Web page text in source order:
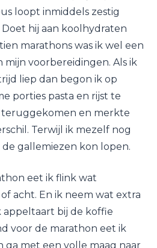
loopt inmiddels zestig
hij aan koolhydraten
marathons was ik wel een
voorbereidingen. Als ik
liep dan begon ik op
porties pasta en rijst te
teruggekomen en merkte
Terwijl ik mezelf nog
gallemiezen kon lopen.
eet ik flink wat
acht. En ik neem wat extra
appeltaart bij de koffie
voor de marathon eet ik
ga met een volle maag naar